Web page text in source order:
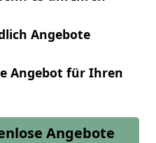
Angebote
Angebot für Ihren
Angebote